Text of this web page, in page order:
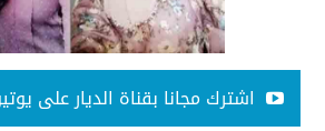
اشترك مجانا بقناة الديار على